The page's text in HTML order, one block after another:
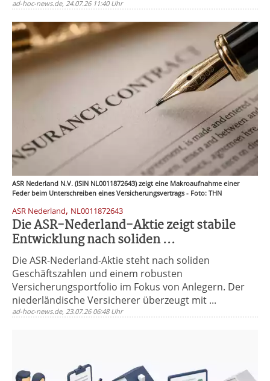
ad-hoc-news.de, 24.07.26 11:40 Uhr
ASR Nederland N.V. (ISIN NL0011872643) zeigt eine Makroaufnahme einer
Feder beim Unterschreiben eines Versicherungsvertrags - Foto: THN
ASR Nederland, NL0011872643
Die ASR-Nederland-Aktie zeigt stabile
Entwicklung nach soliden ...
Die ASR-Nederland-Aktie steht nach soliden
Geschäftszahlen und einem robusten
Versicherungsportfolio im Fokus von Anlegern. Der
niederländische Versicherer überzeugt mit ...
ad-hoc-news.de, 23.07.26 06:48 Uhr